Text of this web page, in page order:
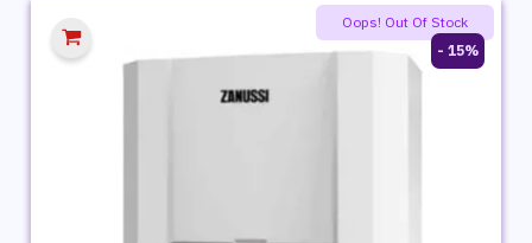
15% -
Oops! Out Of Stock